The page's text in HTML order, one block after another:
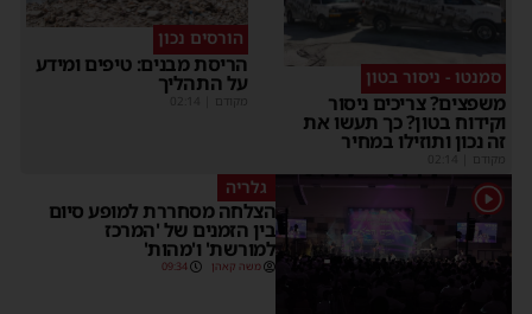
סמנטו - ניסור בטון
משפצים? צריכים ניסור
וקידוח בטון? כך תעשו את
זה נכון ותוזילו במחיר
מקודם
הורסים נכון
הריסת מבנים: טיפים ומידע
על התהליך
מקודם
1 גלריה
הצלחה מסחררת למופע סיום
בין הזמנים של 'המרכז
למורשת' ו'מהות'
משה קאהן 09:34